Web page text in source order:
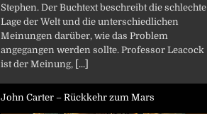
Stephen. Der Buchtext beschreibt die schlechte
Lage der Welt und die unterschiedlichen
Meinungen darüber, wie das Problem
angegangen werden sollte. Professor Leacock
ist der Meinung, [...]
John Carter – Rückkehr zum Mars